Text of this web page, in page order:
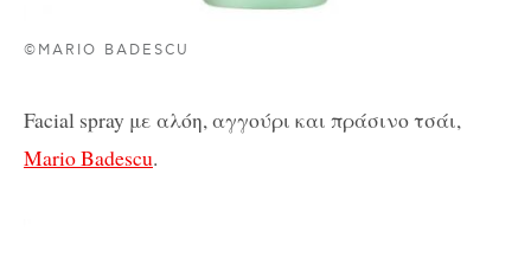
©MARIO BADESCU
Facial spray με αλόη, αγγούρι και πράσινο τσάι,
Mario Badescu.